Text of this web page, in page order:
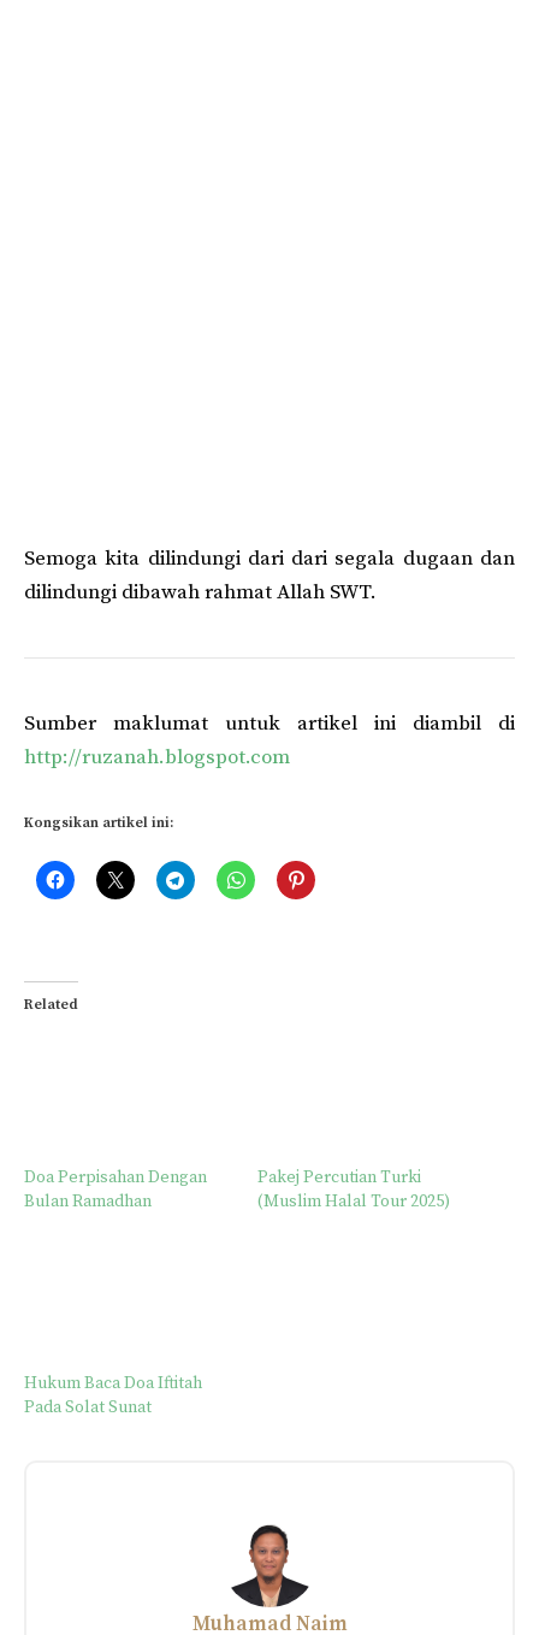
Semoga kita dilindungi dari dari segala dugaan dan
dilindungi dibawah rahmat Allah SWT.
Sumber maklumat untuk artikel ini diambil di
http://ruzanah.blogspot.com
Kongsikan artikel ini:
Related
Doa Perpisahan Dengan
Bulan Ramadhan
Pakej Percutian Turki
(Muslim Halal Tour 2025)
Hukum Baca Doa Iftitah
Pada Solat Sunat
Muhamad Naim